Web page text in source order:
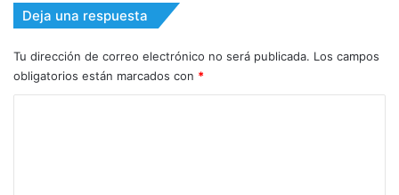
Deja una respuesta
Tu dirección de correo electrónico no será publicada. Los campos
obligatorios están marcados con *